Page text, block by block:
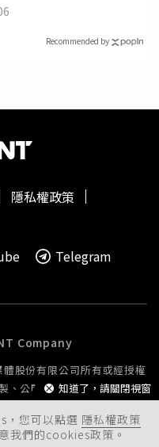
Recommended by
，您可以點選 隱私權政策
我們的cookies政策。
知道了，請關閉視窗
隱私權政策
Telegram
Company
股份有限公司所有或經授權
、公開播送或公開傳輸。